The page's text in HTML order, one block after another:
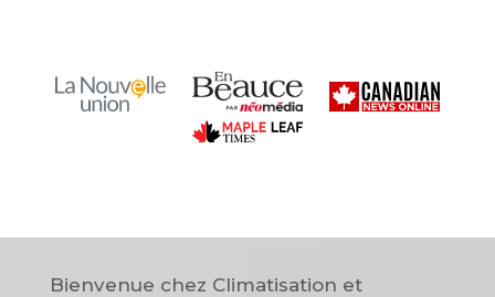
Bienvenue chez Climatisation et